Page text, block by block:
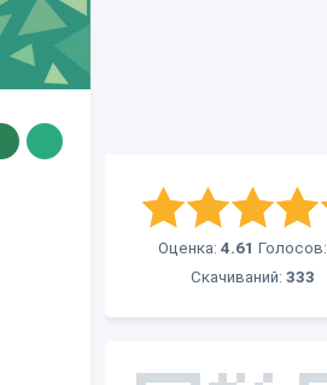
Оценка: 4.61 Голосов:
Скачиваний: 333